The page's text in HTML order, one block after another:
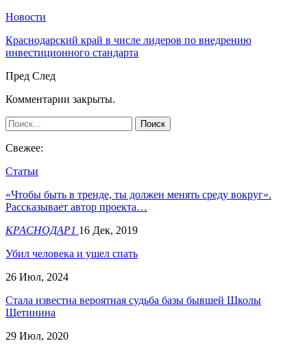
Новости
Краснодарский край в числе лидеров по внедрению
инвестиционного стандарта
Пред След
Комментарии закрыты.
Свежее:
Статьи
«Чтобы быть в тренде, ты должен менять среду вокруг».
Рассказывает автор проекта…
КРАСНОДАР1 16 Дек, 2019
Убил человека и ушел спать
26 Июл, 2024
Стала известна вероятная судьба базы бывшей Школы
Щетинина
29 Июл, 2020